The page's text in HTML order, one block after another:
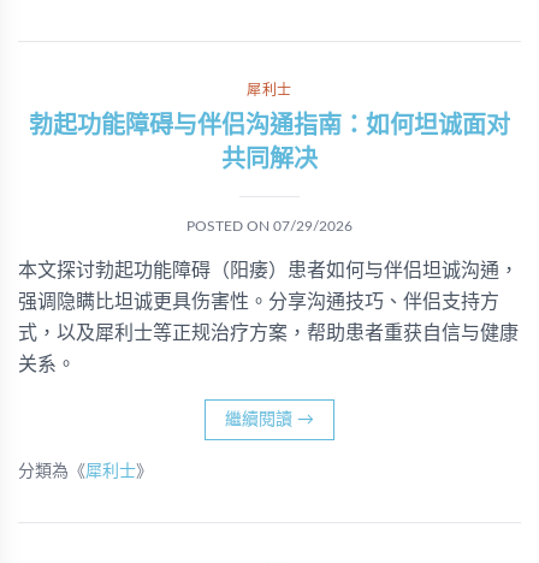
犀利士
勃起功能障碍与伴侣沟通指南：如何坦诚面对
共同解决
POSTED ON 07/29/2026
本文探讨勃起功能障碍（阳痿）患者如何与伴侣坦诚沟通，
强调隐瞒比坦诚更具伤害性。分享沟通技巧、伴侣支持方
式，以及犀利士等正规治疗方案，帮助患者重获自信与健康
关系。
繼續閱讀 →
分類為《犀利士》